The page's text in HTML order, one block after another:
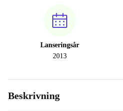
Lanseringsår
2013
Beskrivning